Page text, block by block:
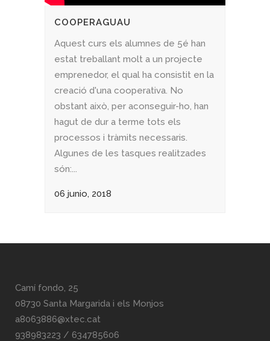
COOPERAGUAU
Aquest curs els alumnes de 5é han
estat treballant molt a un projecte
emprenedor, el qual ha consistit en la
creació d'una cooperativa. No
obstant això, per aconseguir-ho, han
hagut de dur a terme tots els
processos i tràmits necessaris.
Algunes de les tasques realitzades
són:...
06 junio, 2018
Camí fondo, 25
08730 Santa Margarida i els Monjos
a8063886@xtec.cat
938983223 / 634785606